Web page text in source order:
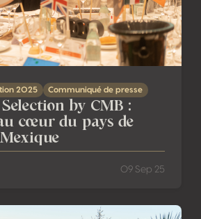
2025 Communiqué de presse
by CMB :
cœur du pays de
09 Sep 25
la véritable valeur du Tequila